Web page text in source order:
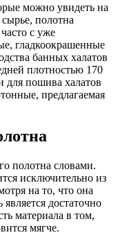
можно увидеть на
полотна
с уже
гладкоокрашенные
банных халатов
плотностью 170
для пошива халатов
предлагаемая
полотна словами.
исключительно из
на то, что она
достаточно
материала в том,
мягче.